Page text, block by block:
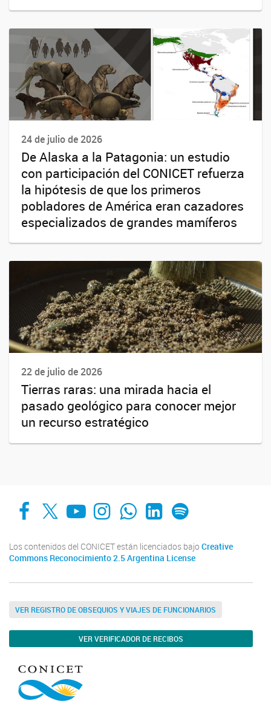
24 de julio de 2026
De Alaska a la Patagonia: un estudio
con participación del CONICET refuerza
la hipótesis de que los primeros
pobladores de América eran cazadores
especializados de grandes mamíferos
22 de julio de 2026
Tierras raras: una mirada hacia el
pasado geológico para conocer mejor
un recurso estratégico
Facebook
X YouTube
Instagram
Whats AppLinkedIn
Spotify
Los contenidos del CONICET están licenciados bajo Creative
Commons Reconocimiento 2.5 Argentina License
VER REGISTRO DE OBSEQUIOS Y VIAJES DE FUNCIONARIOS
VER VERIFICADOR DE RECIBOS